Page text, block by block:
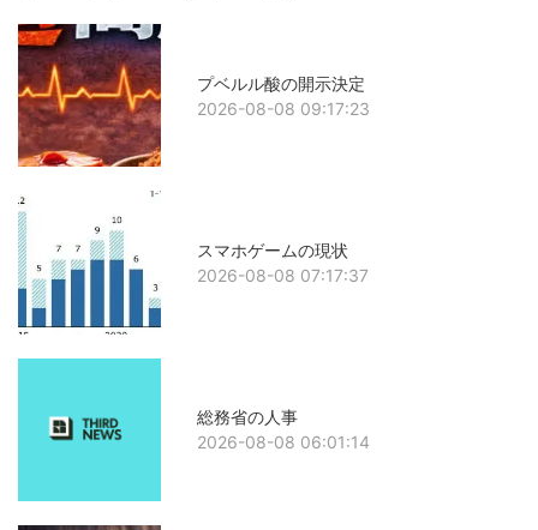
プベルル酸の開示決定
2026-08-08 09:17:23
スマホゲームの現状
2026-08-08 07:17:37
総務省の人事
2026-08-08 06:01:14